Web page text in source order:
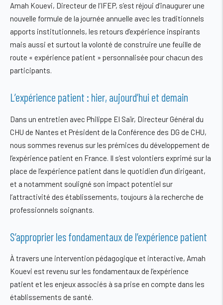
Amah Kouevi, Directeur de l’IFEP, s’est réjoui d’inaugurer une
nouvelle formule de la journée annuelle avec les traditionnels
apports institutionnels, les retours d’expérience inspirants
mais aussi et surtout la volonté de construire une feuille de
route « expérience patient » personnalisée pour chacun des
participants.
L’expérience patient : hier, aujourd’hui et demain
Dans un entretien avec Philippe El Saïr, Directeur Général du
CHU de Nantes et Président de la Conférence des DG de CHU,
nous sommes revenus sur les prémices du développement de
l’expérience patient en France. Il s’est volontiers exprimé sur la
place de l’expérience patient dans le quotidien d’un dirigeant,
et a notamment souligné son impact potentiel sur
l’attractivité des établissements, toujours à la recherche de
professionnels soignants.
S’approprier les fondamentaux de l’expérience patient
À travers une intervention pédagogique et interactive, Amah
Kouevi est revenu sur les fondamentaux de l’expérience
patient et les enjeux associés à sa prise en compte dans les
établissements de santé.